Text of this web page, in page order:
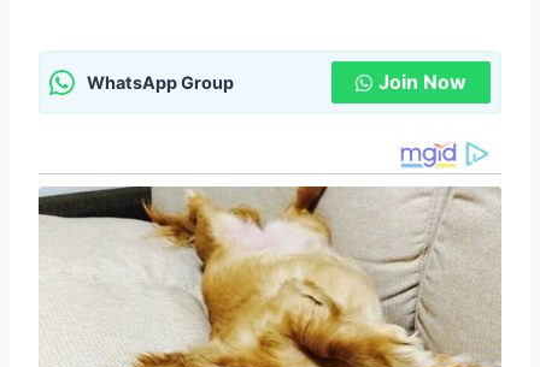
WhatsApp Group Join Now